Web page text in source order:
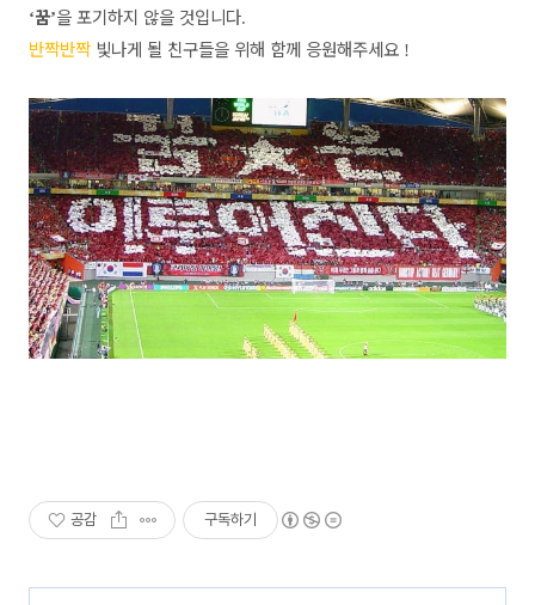
‘꿈’을 포기하지 않을 것입니다.
반짝반짝 빛나게 될 친구들을 위해 함께 응원해주세요 !
공감 구독하기